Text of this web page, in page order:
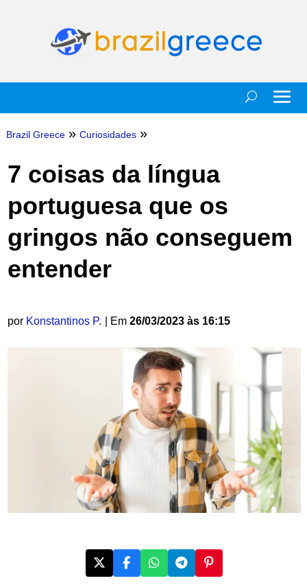
Brazil Greece » Curiosidades »
7 coisas da língua
portuguesa que os
gringos não conseguem
entender
por Konstantinos P. | Em 26/03/2023 às 16:15